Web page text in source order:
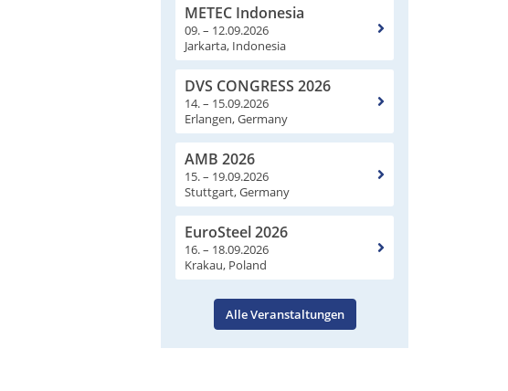
METEC Indonesia
09. – 12.09.2026
Jarkarta, Indonesia
DVS CONGRESS 2026
14. – 15.09.2026
Erlangen, Germany
AMB 2026
15. – 19.09.2026
Stuttgart, Germany
EuroSteel 2026
16. – 18.09.2026
Krakau, Poland
Alle Veranstaltungen